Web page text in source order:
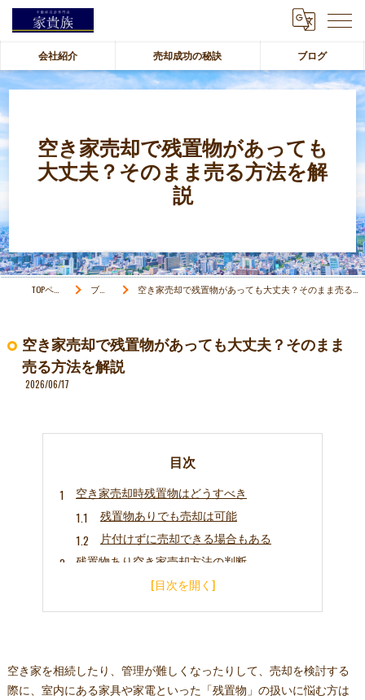
会社紹介 売却成功の秘訣 ブログ
空き家売却で残置物があっても
大丈夫？そのまま売る方法を解
説
TOPページ ブログ 空き家売却で残置物があっても大丈夫？そのまま売る方法を解説
空き家売却で残置物があっても大丈夫？そのまま
売る方法を解説
2026/06/17
目次
空き家売却時残置物はどうすべき
残置物ありでも売却は可能
片付けずに売却できる場合もある
残置物あり空き家売却方法の判断
売却方法で残置物の扱いが変わる
空き家を相続したり、管理が難しくなったりして、売却を検討する
際に、室内にある家具や家電といった「残置物」の扱いに悩む方は